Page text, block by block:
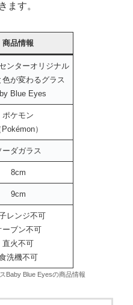
ます。
商品情報
ンターオリジナル
色が変わるグラス
Blue Eyes
ポケモン
Pokémon）
ーダガラス
8cm
9cm
レンジ不可
ーブン不可
直火不可
洗機不可
Baby Blue Eyesの商品情報